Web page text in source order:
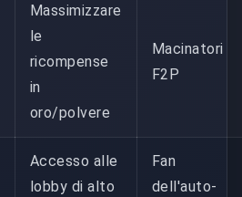
Massimizzare
le
ricompense
in
oro/polvere
Macinatori
F2P
Accesso alle
lobby di alto
Fan
dell'auto-